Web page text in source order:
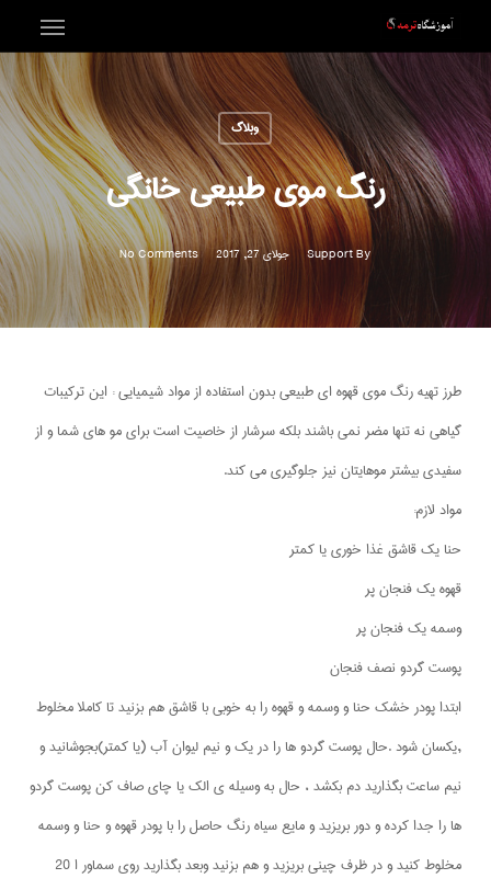
to
main
content
Menu
وبلاگ
رنگ موی طبیعی خانگی
By
Support جولای 27, 2017 No Comments
طرز تهیه رنگ موی قهوه ای طبیعی بدون استفاده از مواد شیمیایی : این ترکیبات
گیاهی نه تنها مضر نمی باشند بلکه سرشار از خاصیت است برای مو های شما و از
سفیدی بیشتر موهایتان نیز جلوگیری می کند.
مواد لازم:
حنا یک قاشق غذا خوری یا کمتر
قهوه یک فنجان پر
وسمه یک فنجان پر
پوست گردو نصف فنجان
ابتدا پودر خشک حنا و وسمه و قهوه را به خوبی با قاشق هم بزنید تا کاملا مخلوط
,یکسان شود .حال پوست گردو ها را در یک و نیم لیوان آب (یا کمتر)بجوشانید و
نیم ساعت بگذارید دم بکشد ، حال به وسیله ی الک یا چای صاف کن پوست گردو
ها را جدا کرده و دور بریزید و مایع سیاه رنگ حاصل را با پودر قهوه و حنا و وسمه
مخلوط کنید و در ظرف چینی بریزید و هم بزنید وبعد بگذارید روی سماور ا 20